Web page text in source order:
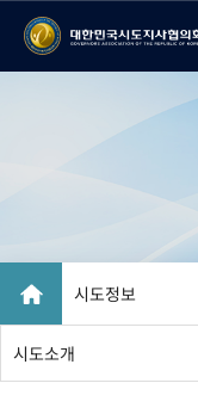
시도정보
시도소개